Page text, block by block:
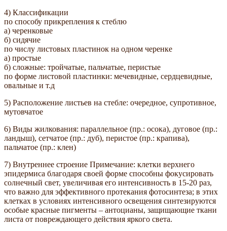
4) Классификации
по способу прикрепления к стеблю
а) черенковые
б) сидячие
по числу листовых пластинок на одном черенке
а) простые
б) сложные: тройчатые, пальчатые, перистые
по форме листовой пластинки: мечевидные, сердцевидные,
овальные и т.д
5) Расположение листьев на стебле: очередное, супротивное,
мутовчатое
6) Виды жилкования: параллельное (пр.: осока), дуговое (пр.:
ландыш), сетчатое (пр.: дуб), перистое (пр.: крапива),
пальчатое (пр.: клен)
7) Внутреннее строение Примечание: клетки верхнего
эпидермиса благодаря своей форме способны фокусировать
солнечный свет, увеличивая его интенсивность в 15-20 раз,
что важно для эффективного протекания фотосинтеза; в этих
клетках в условиях интенсивного освещения синтезируются
особые красные пигменты – антоцианы, защищающие ткани
листа от повреждающего действия яркого света.